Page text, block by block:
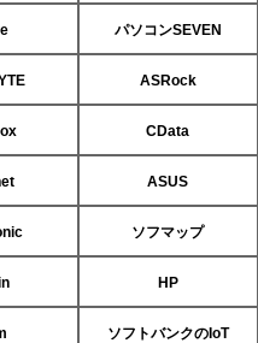
パソコンSEVEN
ASRock
CData
ASUS
ソフマップ
HP
ソフトバンクのIoT